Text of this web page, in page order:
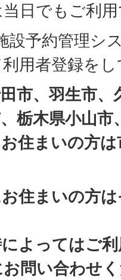
日でもご利
設予約管理シ
用者登録を
市、羽生市、
栃木県小山市
住まいの方
住まいの方
よってはご
お問い合わせ